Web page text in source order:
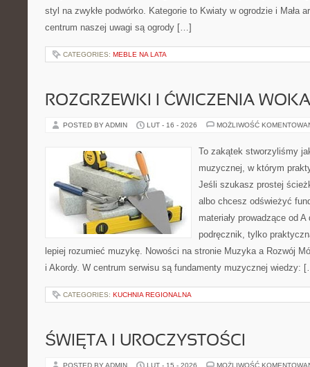
styl na zwykłe podwórko. Kategorie to Kwiaty w ogrodzie i Mała
centrum naszej uwagi są ogrody […]
CATEGORIES: MEBLE NA LATA
ROZGRZEWKI I ĆWICZENIA
POSTED BY ADMIN LUT - 16 - 2026 MOŻLIWOŚĆ
To zakątek stworzyliśmy
muzycznej, w którym
Jeśli szukasz prostej
albo chcesz odświeżyć
materiały prowadzące od
podręcznik, tylko
lepiej rozumieć muzykę. Nowości na stronie Muzyka a Rozwój
i Akordy. W centrum serwisu są fundamenty muzycznej wiedzy:
CATEGORIES: KUCHNIA REGIONALNA
ŚWIĘTA I UROCZYSTOŚCI
POSTED BY ADMIN LUT - 15 - 2026 MOŻLIWOŚĆ